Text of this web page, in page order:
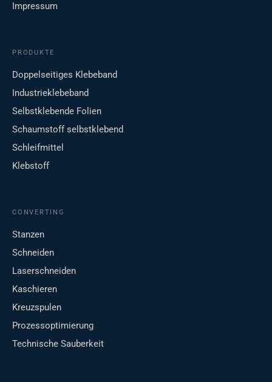
Impressum
PRODUKTE
Doppelseitiges Klebeband
Industrieklebeband
Selbstklebende Folien
Schaumstoff selbstklebend
Schleifmittel
Klebstoff
CONVERTING
Stanzen
Schneiden
Laserschneiden
Kaschieren
Kreuzspulen
Prozessoptimierung
Technische Sauberkeit